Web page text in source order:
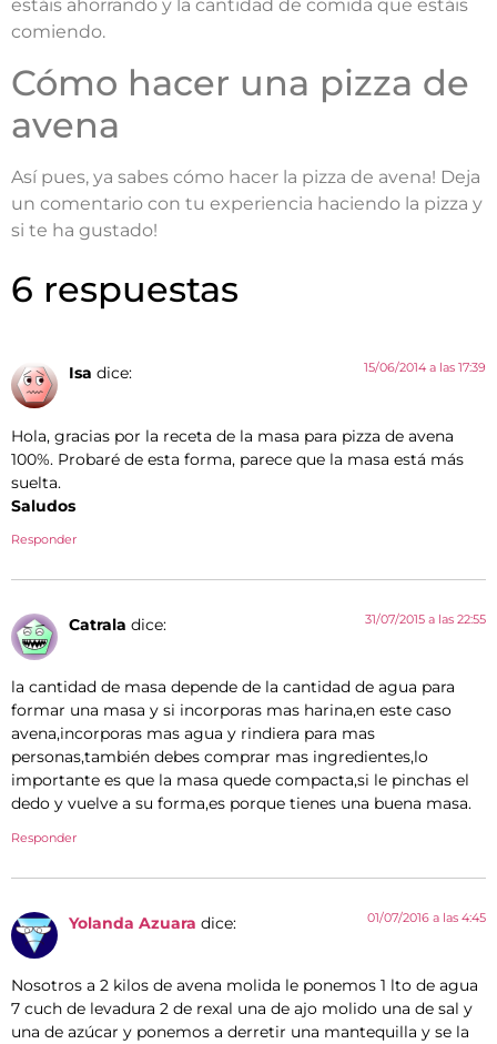
estáis ahorrando y la cantidad de comida que estáis
comiendo.
Cómo hacer una pizza de
avena
Así pues, ya sabes cómo hacer la pizza de avena! Deja
un comentario con tu experiencia haciendo la pizza y
si te ha gustado!
6 respuestas
Isa dice: 15/06/2014 a las 17:39
Hola, gracias por la receta de la masa para pizza de avena
100%. Probaré de esta forma, parece que la masa está más
suelta.
Saludos
Responder
Catrala dice: 31/07/2015 a las 22:55
la cantidad de masa depende de la cantidad de agua para
formar una masa y si incorporas mas harina,en este caso
avena,incorporas mas agua y rindiera para mas
personas,también debes comprar mas ingredientes,lo
importante es que la masa quede compacta,si le pinchas el
dedo y vuelve a su forma,es porque tienes una buena masa.
Responder
Yolanda Azuara dice: 01/07/2016 a las 4:45
Nosotros a 2 kilos de avena molida le ponemos 1 lto de agua
7 cuch de levadura 2 de rexal una de ajo molido una de sal y
una de azúcar y ponemos a derretir una mantequilla y se la